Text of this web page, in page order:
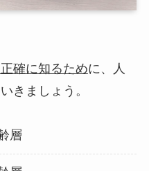
確に知るために、人
きましょう。
層